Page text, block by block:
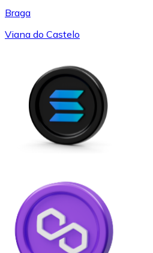
Braga
Viana do Castelo